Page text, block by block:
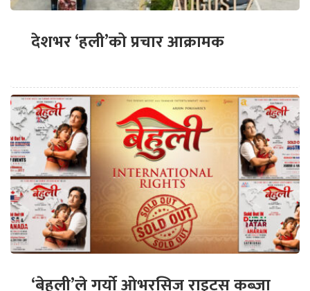
देशभर ‘हली’को प्रचार आक्रामक